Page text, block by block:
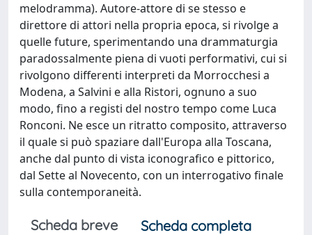
melodramma). Autore-attore di se stesso e
direttore di attori nella propria epoca, si rivolge a
quelle future, sperimentando una drammaturgia
paradossalmente piena di vuoti performativi, cui si
rivolgono differenti interpreti da Morrocchesi a
Modena, a Salvini e alla Ristori, ognuno a suo
modo, fino a registi del nostro tempo come Luca
Ronconi. Ne esce un ritratto composito, attraverso
il quale si può spaziare dall'Europa alla Toscana,
anche dal punto di vista iconografico e pittorico,
dal Sette al Novecento, con un interrogativo finale
sulla contemporaneità.
Scheda breve
Scheda completa